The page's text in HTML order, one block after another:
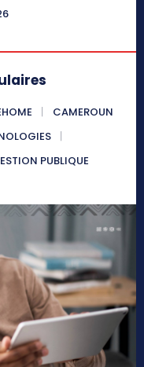
CAMEROUN
PUBLIQUE